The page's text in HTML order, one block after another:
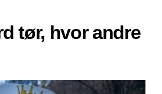
tør, hvor andre